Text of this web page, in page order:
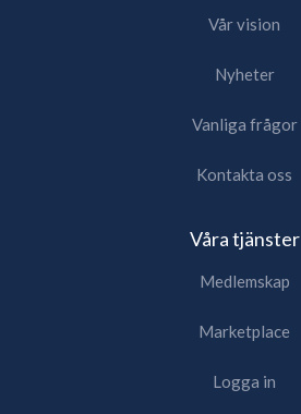
Vår vision
Nyheter
Vanliga frågor
Kontakta oss
Våra tjänster
Medlemskap
Marketplace
Logga in